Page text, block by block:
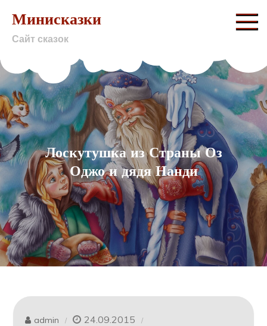
content
Минисказки
Сайт сказок
Лоскутушка из Страны Оз
Оджо и дядя Нанди
admin 24.09.2015